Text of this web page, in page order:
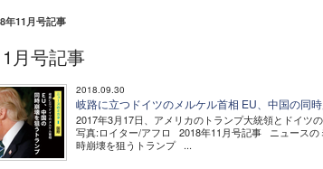
年11月号記事
月号記事
2018.09.30
岐路に立つドイツのメルケル首相 EU、中国の同
2017年3月17日、アメリカのトランプ大統領とドイツ
写真:ロイター/アフロ 2018年11月号記事 ニュース
時崩壊を狙うトランプ ...